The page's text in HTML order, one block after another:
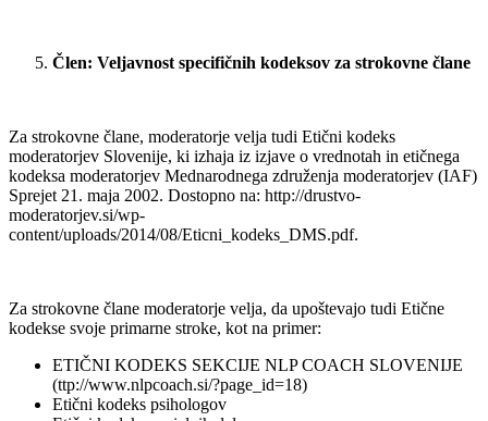
Člen: Veljavnost specifičnih kodeksov za strokovne člane
Za strokovne člane, moderatorje velja tudi Etični kodeks
moderatorjev Slovenije, ki izhaja iz izjave o vrednotah in etičnega
kodeksa moderatorjev Mednarodnega združenja moderatorjev (IAF)
Sprejet 21. maja 2002. Dostopno na: http://drustvo-
moderatorjev.si/wp-
content/uploads/2014/08/Eticni_kodeks_DMS.pdf.
Za strokovne člane moderatorje velja, da upoštevajo tudi Etične
kodekse svoje primarne stroke, kot na primer:
ETIČNI KODEKS SEKCIJE NLP COACH SLOVENIJE
(ttp://www.nlpcoach.si/?page_id=18)
Etični kodeks psihologov